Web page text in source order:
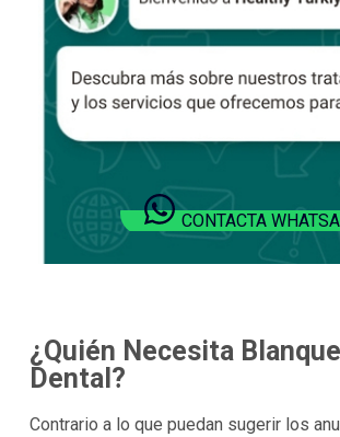
CONTACTA
¿Quién Necesita
Dental?
Contrario a lo que puedan sugerir los